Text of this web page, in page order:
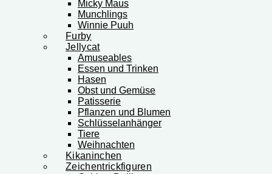
Micky Maus
Munchlings
Winnie Puuh
Furby
Jellycat
Amuseables
Essen und Trinken
Hasen
Obst und Gemüse
Patisserie
Pflanzen und Blumen
Schlüsselanhänger
Tiere
Weihnachten
Kikaninchen
Zeichentrickfiguren